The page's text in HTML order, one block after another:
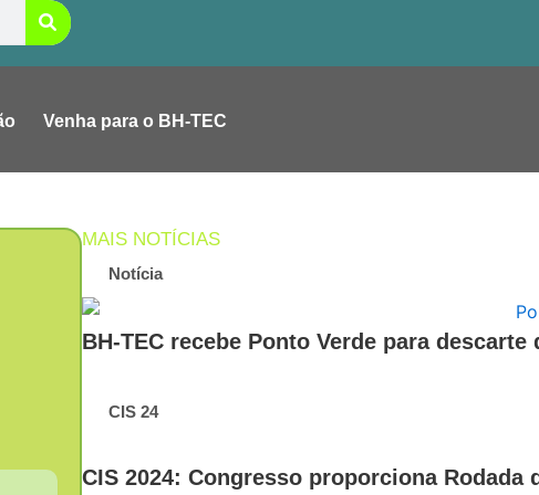
Venha para o BH-TEC
MAIS NOTÍCIAS
Notícia
BH-TEC recebe Ponto Verde para
CIS 24
CIS 2024: Congresso proporciona